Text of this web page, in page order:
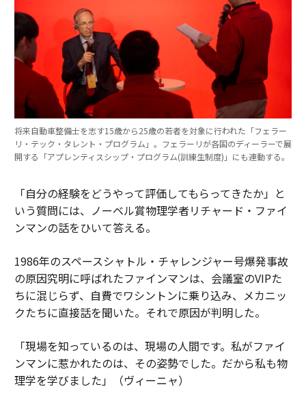
将来自動車整備士を志す15歳から25歳の若者を対象に行われた「フェラー
リ・テック・タレント・プログラム」。フェラーリが各国のディーラーで展
開する「アプレンティスシップ・プログラム(訓練生制度)」にも連動する。
「自分の経験をどうやって評価してもらってきたか」と
いう質問には、ノーベル賞物理学者リチャード・ファイ
ンマンの話をひいて答える。
1986年のスペースシャトル・チャレンジャー号爆発事故
の原因究明に呼ばれたファインマンは、会議室のVIPた
ちに混じらず、自費でワシントンに乗り込み、メカニッ
クたちに直接話を聞いた。それで原因が判明した。
「現場を知っているのは、現場の人間です。私がファイ
ンマンに惹かれたのは、その姿勢でした。だから私も物
理学を学びました」（ヴィーニャ）